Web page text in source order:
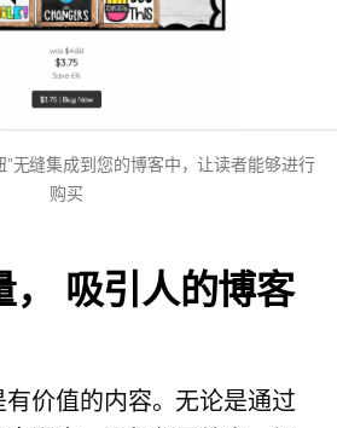
”无缝集成到您的博客中，让读者能够进行
购买
吸引人的博客
价值的内容。无论是通过